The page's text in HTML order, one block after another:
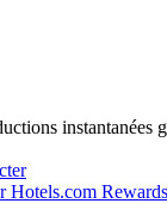
instantanées
Hotels.com Rewards